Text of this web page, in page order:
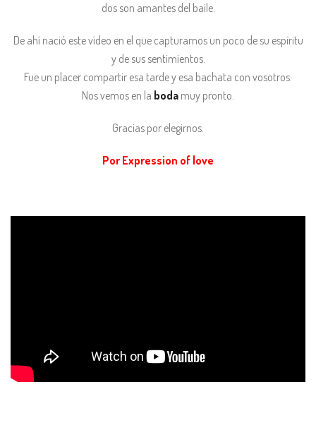
dos son amantes del baile.
De ahí nació este vídeo en el que capturamos un poco de su espíritu
y de sus sentimientos.
Fue un placer compartir esa tarde y esa bachata con vosotros.
Nos vemos en la boda muy pronto.
Gracias por elegirnos.
Por Expression of love